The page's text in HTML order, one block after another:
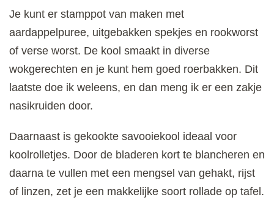
Je kunt er stamppot van maken met
aardappelpuree, uitgebakken spekjes en rookworst
of verse worst. De kool smaakt in diverse
wokgerechten en je kunt hem goed roerbakken. Dit
laatste doe ik weleens, en dan meng ik er een zakje
nasikruiden door.
Daarnaast is gekookte savooiekool ideaal voor
koolrolletjes. Door de bladeren kort te blancheren en
daarna te vullen met een mengsel van gehakt, rijst
of linzen, zet je een makkelijke soort rollade op tafel.